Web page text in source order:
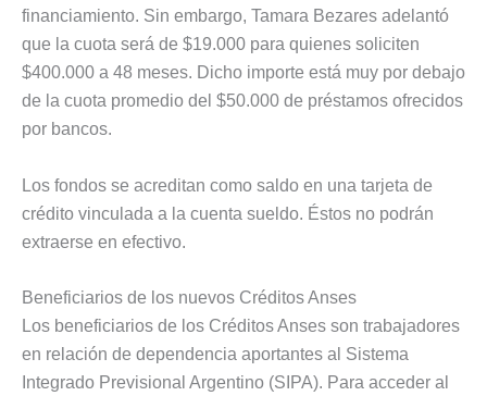
financiamiento. Sin embargo, Tamara Bezares adelantó
que la cuota será de $19.000 para quienes soliciten
$400.000 a 48 meses. Dicho importe está muy por debajo
de la cuota promedio del $50.000 de préstamos ofrecidos
por bancos.
Los fondos se acreditan como saldo en una tarjeta de
crédito vinculada a la cuenta sueldo. Éstos no podrán
extraerse en efectivo.
Beneficiarios de los nuevos Créditos Anses
Los beneficiarios de los Créditos Anses son trabajadores
en relación de dependencia aportantes al Sistema
Integrado Previsional Argentino (SIPA). Para acceder al